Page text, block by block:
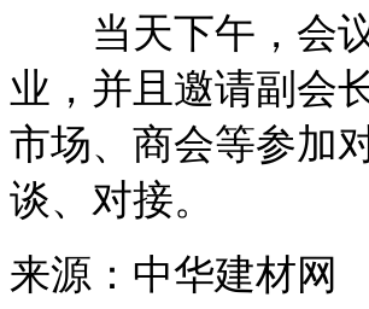
当天下午，会议
业，并且邀请副会
市场、商会等参加
谈、对接。
来源：中华建材网